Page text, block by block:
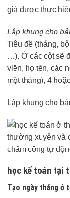
giả được thực
Lập khung cho
Tiêu đề (tháng,
…). Ở các cột sẽ
viên, họ tên, các
một tháng), 4
Lập khung cho
học kế toán tại
Tạo ngày tháng ở